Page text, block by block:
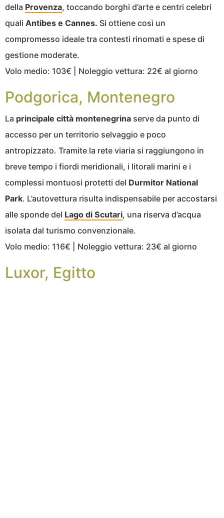
della Provenza, toccando borghi d’arte e centri celebri
quali Antibes e Cannes. Si ottiene così un
compromesso ideale tra contesti rinomati e spese di
gestione moderate.
Volo medio: 103€ | Noleggio vettura: 22€ al giorno
Podgorica, Montenegro
La principale città montenegrina serve da punto di
accesso per un territorio selvaggio e poco
antropizzato. Tramite la rete viaria si raggiungono in
breve tempo i fiordi meridionali, i litorali marini e i
complessi montuosi protetti del Durmitor National
Park. L’autovettura risulta indispensabile per accostarsi
alle sponde del Lago di Scutari, una riserva d’acqua
isolata dal turismo convenzionale.
Volo medio: 116€ | Noleggio vettura: 23€ al giorno
Luxor, Egitto